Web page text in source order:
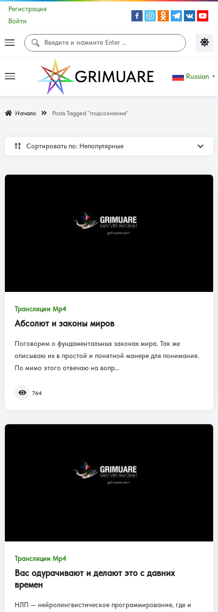
Регистрация
Войти
Russian ▼
Начало Posts Tagged "подсознание"
Сортировать по: Непопулярные
Трансляции Mp4
Абсолют и законы миров
Поговорим о фундаментальных законах мира. Так же
описываю их в простой и понятной манере для понимания.
По мимо этого отвечаю на вопр...
764
Трансляции Mp4
Вас одурачивают и делают это с давних
времен
НЛП — нейролингвистическое программирование, где и